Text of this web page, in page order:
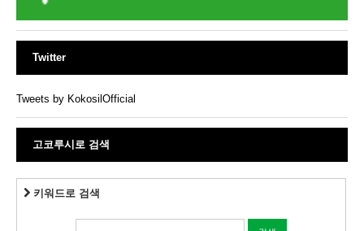
Twitter
Tweets by KokosilOfficial
고코루시로 검색
키워드로 검색